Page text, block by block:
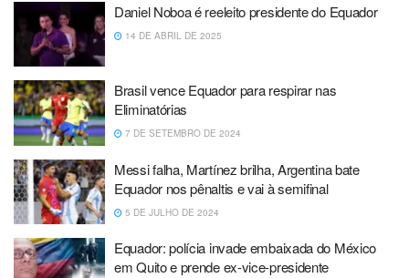
Daniel Noboa é reeleito presidente do Equador
14 DE ABRIL DE 2025
Brasil vence Equador para respirar nas
Eliminatórias
7 DE SETEMBRO DE 2024
Messi falha, Martínez brilha, Argentina bate
Equador nos pênaltis e vai à semifinal
5 DE JULHO DE 2024
Equador: polícia invade embaixada do México
em Quito e prende ex-vice-presidente